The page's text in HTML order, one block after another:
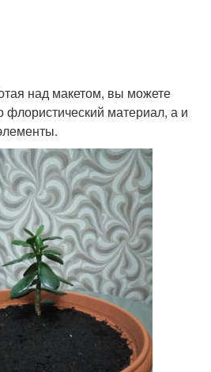
над макетом, вы можете
флористический материал, а и